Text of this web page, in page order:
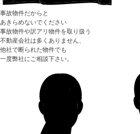
事故物件だからと
あきらめないでください
事故物件や訳アリ物件を取り扱う
不動産会社は多くありません、
他社で断られた物件でも
一度弊社にご相談下さい。